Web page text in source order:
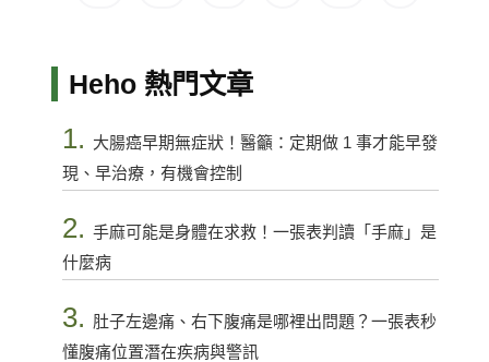
Heho 熱門文章
1. 大腸癌早期無症狀！醫籲：定期做 1 事才能早發
現、早治療，有機會控制
2. 手麻可能是身體在求救！一張表判讀「手麻」是
什麼病
3. 肚子左邊痛、右下腹痛是哪裡出問題？一張表秒
懂腹痛位置潛在疾病與警訊